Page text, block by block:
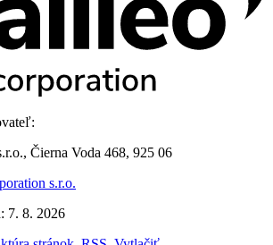
Čierna Voda 468, 925 06
s.r.o.
7. 8. 2026